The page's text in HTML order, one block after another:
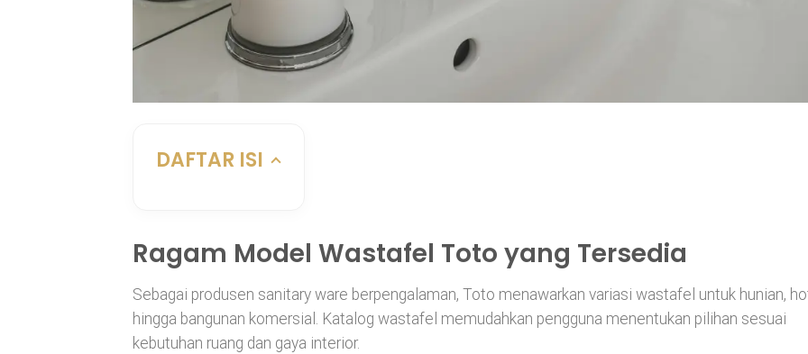
DAFTAR ISI
Ragam Model Wastafel Toto yang Tersedia
Sebagai produsen sanitary ware berpengalaman, Toto menawarkan variasi wastafel untuk hunian,
hingga bangunan komersial. Katalog wastafel memudahkan pengguna menentukan pilihan sesuai
kebutuhan ruang dan gaya interior.